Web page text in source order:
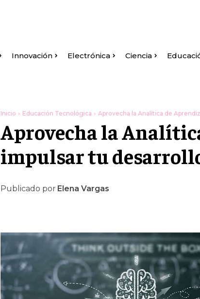
Innovación Electrónica Ciencia
Inicio Educación Tecnológica Aprovecha la Analítica de
Aprovecha la
impulsar tu
Publicado por Elena Vargas